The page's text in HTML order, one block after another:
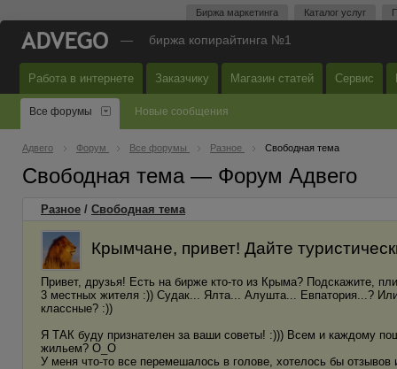
Биржа маркетинга Каталог услуг
— биржа копирайтинга №1
Работа в интернете Заказчику Магазин статей Сервис
Все форумы Новые сообщения
Адвего Форум Все форумы Разное Свободная тема
Свободная тема — Форум Адвего
Разное / Свободная тема
Крымчане, привет! Дайте
Привет, друзья! Есть на бирже кто-то из Крыма? Подскажите,
3 местных жителя :)) Судак... Ялта... Алушта... Евпатория...?
классные? :))
Я ТАК буду признателен за ваши советы! :))) Всем и каждому
жильем? О_О
У меня что-то все перемешалось в голове, хотелось бы отзывов